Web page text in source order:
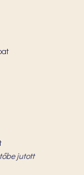
jutott